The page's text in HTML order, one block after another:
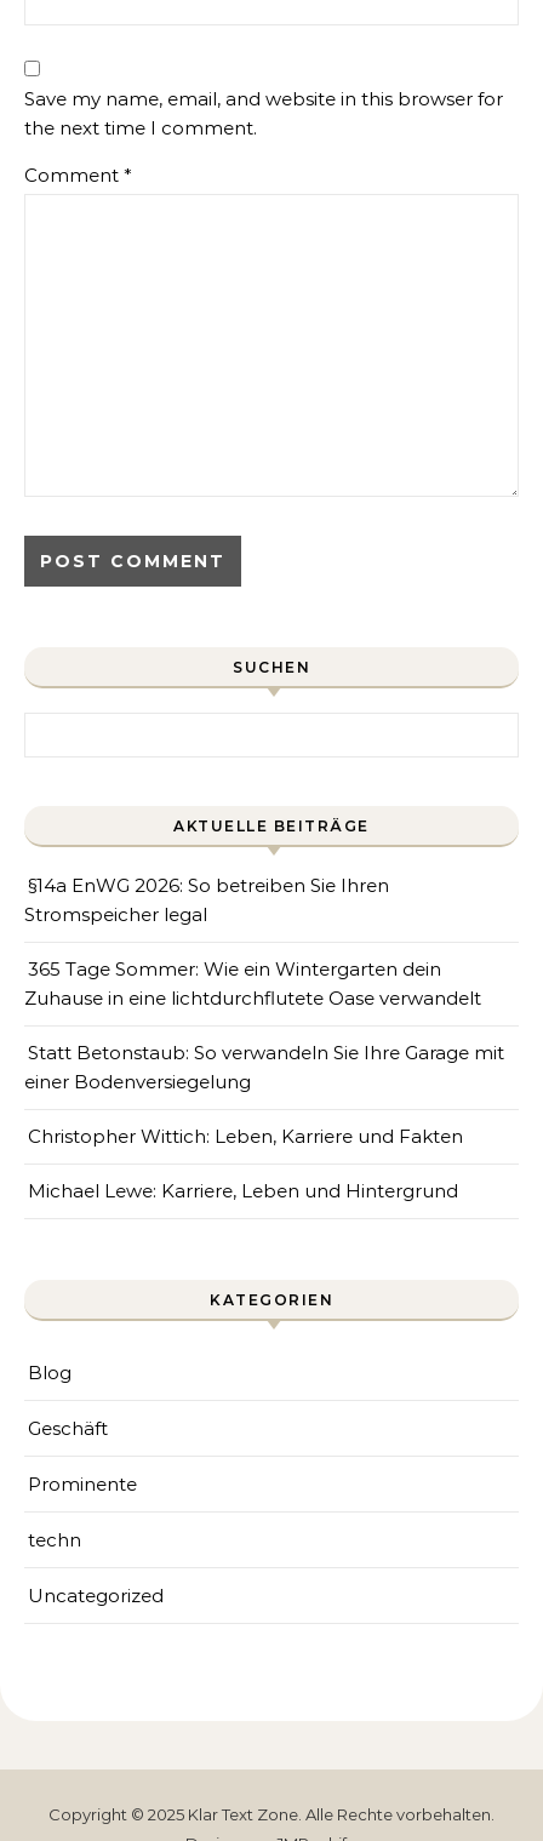
Save my name, email, and website in this browser for
the next time I comment.
Comment *
SUCHEN
AKTUELLE BEITRÄGE
§14a EnWG 2026: So betreiben Sie Ihren
Stromspeicher legal
365 Tage Sommer: Wie ein Wintergarten dein
Zuhause in eine lichtdurchflutete Oase verwandelt
Statt Betonstaub: So verwandeln Sie Ihre Garage mit
einer Bodenversiegelung
Christopher Wittich: Leben, Karriere und Fakten
Michael Lewe: Karriere, Leben und Hintergrund
KATEGORIEN
Blog
Geschäft
Prominente
techn
Uncategorized
Copyright © 2025 Klar Text Zone . Alle Rechte vorbehalten.